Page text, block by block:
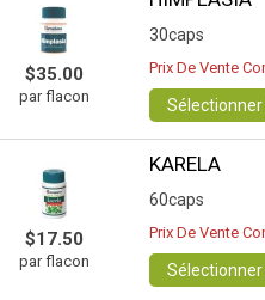
$35.00
par flacon
30caps
Prix De Vente
Sélectionner
$17.50
par flacon
KARELA
60caps
Prix De Vente
Sélectionner